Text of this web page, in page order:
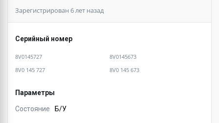
Зарегистрирован 6 лет назад
Серийный номер
8V0145727
8V0145673
8V0 145 727
8V0 145 673
Параметры
Состояние Б/У